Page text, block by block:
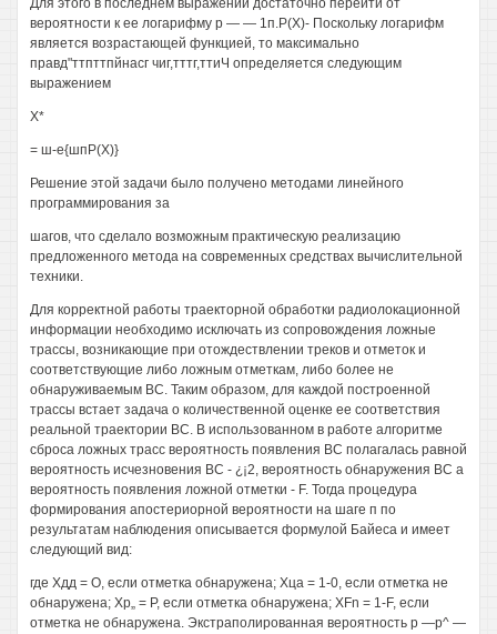
Для этого в последнем выражении достаточно перейти от
вероятности к ее логарифму р — — 1п.Р(Х)- Поскольку логарифм
является возрастающей функцией, то максимально
правд"ттпттпйнасг чиг,тттг,ттиЧ определяется следующим
выражением
X*
= ш-е{шпР(Х)}
Решение этой задачи было получено методами линейного
программирования за
шагов, что сделало возможным практическую реализацию
предложенного метода на современных средствах вычислительной
техники.
Для корректной работы траекторной обработки радиолокационной
информации необходимо исключать из сопровождения ложные
трассы, возникающие при отождествлении треков и отметок и
соответствующие либо ложным отметкам, либо более не
обнаруживаемым ВС. Таким образом, для каждой построенной
трассы встает задача о количественной оценке ее соответствия
реальной траектории ВС. В использованном в работе алгоритме
сброса ложных трасс вероятность появления ВС полагалась равной
вероятность исчезновения ВС - ¿¡2, вероятность обнаружения ВС а
вероятность появления ложной отметки - F. Тогда процедура
формирования апостериорной вероятности на шаге п по
результатам наблюдения описывается формулой Байеса и имеет
следующий вид:
где Хдд = О, если отметка обнаружена; Хца = 1-0, если отметка не
обнаружена; Хр„ = Р, если отметка обнаружена; XFn = 1-F, если
отметка не обнаружена. Экстраполированная вероятность р —р^ —